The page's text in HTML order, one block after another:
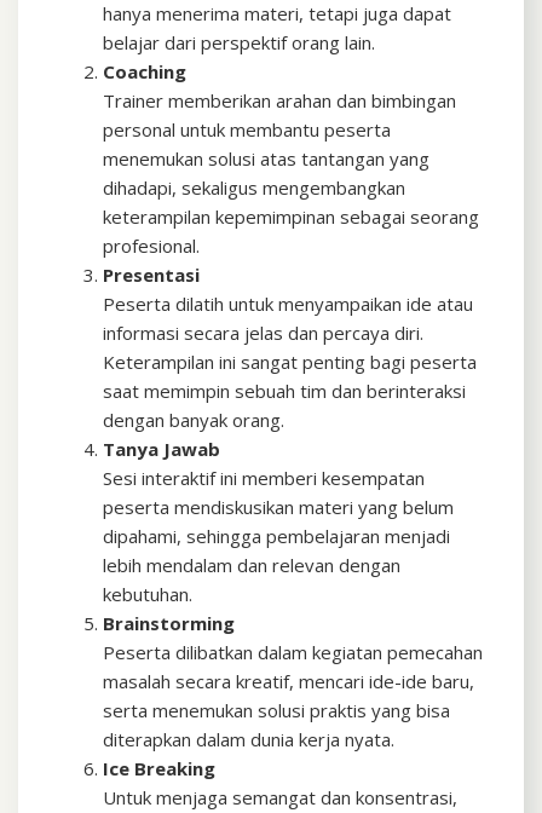
hanya menerima materi, tetapi juga dapat
belajar dari perspektif orang lain.
Coaching
Trainer memberikan arahan dan bimbingan
personal untuk membantu peserta
menemukan solusi atas tantangan yang
dihadapi, sekaligus mengembangkan
keterampilan kepemimpinan sebagai seorang
profesional.
Presentasi
Peserta dilatih untuk menyampaikan ide atau
informasi secara jelas dan percaya diri.
Keterampilan ini sangat penting bagi peserta
saat memimpin sebuah tim dan berinteraksi
dengan banyak orang.
Tanya Jawab
Sesi interaktif ini memberi kesempatan
peserta mendiskusikan materi yang belum
dipahami, sehingga pembelajaran menjadi
lebih mendalam dan relevan dengan
kebutuhan.
Brainstorming
Peserta dilibatkan dalam kegiatan pemecahan
masalah secara kreatif, mencari ide-ide baru,
serta menemukan solusi praktis yang bisa
diterapkan dalam dunia kerja nyata.
Ice Breaking
Untuk menjaga semangat dan konsentrasi,